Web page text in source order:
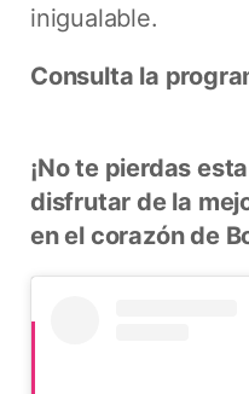
inigualable.
Consulta la
¡No te pierdas
disfrutar de la
en el corazón de